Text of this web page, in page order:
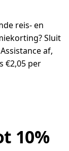
reis- en
Sluit
af,
€2,05 per
10%